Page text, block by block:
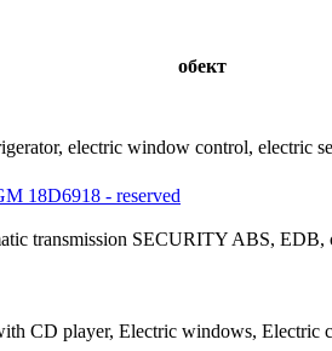
обект
electric window control, electric
18D6918 - reserved
transmission SECURITY ABS,
CD player, Electric windows, Electric